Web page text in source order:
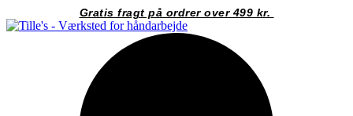
til
Gratis fragt på ordrer over 499 kr.